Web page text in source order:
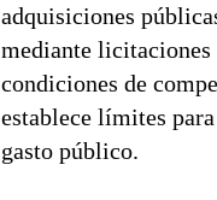
adquisiciones
mediante
condiciones de
establece límites
gasto público.